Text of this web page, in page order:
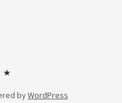
byWordPress